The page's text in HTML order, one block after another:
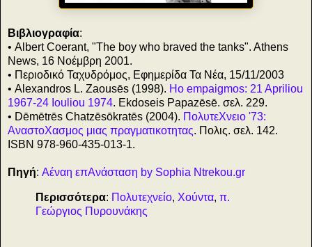
Βιβλιογραφία:
• Albert Coerant, "The boy who braved the tanks". Athens
News, 16 Νοέμβρη 2001.
• Περιοδικό Ταχυδρόμος, Εφημερίδα Τα Νέα, 15/11/2003
• Alexandros L. Zaousēs (1998). Ho empaigmos: 21 Apriliou
1967-24 Iouliou 1974. Ekdoseis Papazēsē. σελ. 229.
• Dēmētrēs Chatzēsōkratēs (2004). ΠολυτεΧνειο '73:
ΑναστοΧασμος μιας πραγματικοτητας. Πολις. σελ. 142.
ISBN 978-960-435-013-1.
Πηγή: Αέναη επΑνάσταση by Sophia Ntrekou.gr
Περισσότερα: Πολυτεχνείο, Χούντα, π.
Γεώργιος Πυρουνάκης